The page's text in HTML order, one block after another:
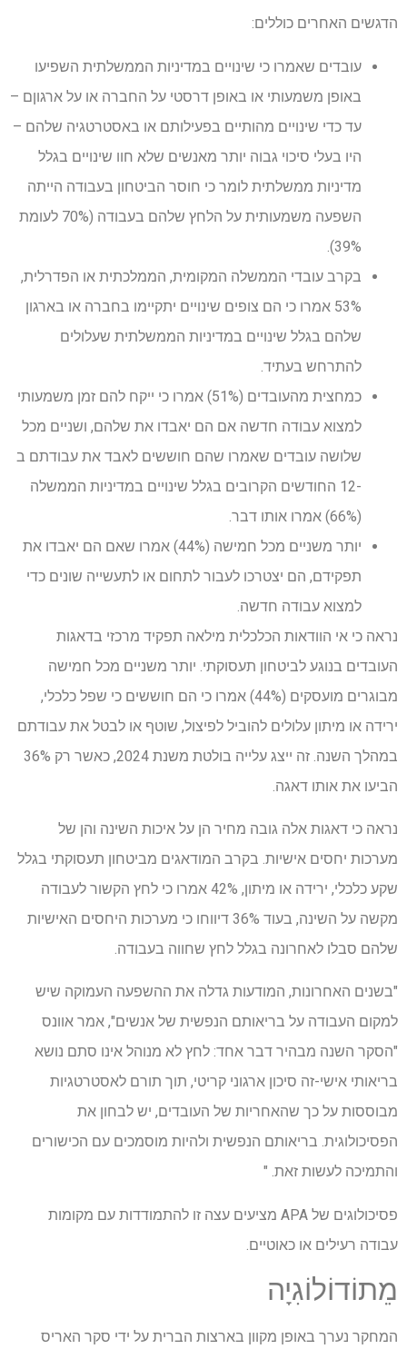
הדגשים האחרים כוללים:
עובדים שאמרו כי שינויים במדיניות הממשלתית השפיעו
באופן משמעותי או באופן דרסטי על החברה או על ארגוןם –
עד כדי שינויים מהותיים בפעילותם או באסטרטגיה שלהם –
היו בעלי סיכוי גבוה יותר מאנשים שלא חוו שינויים בגלל
מדיניות ממשלתית לומר כי חוסר הביטחון בעבודה הייתה
השפעה משמעותית על הלחץ שלהם בעבודה (70% לעומת
39%).
בקרב עובדי הממשלה המקומית, הממלכתית או הפדרלית,
53% אמרו כי הם צופים שינויים יתקיימו בחברה או בארגון
שלהם בגלל שינויים במדיניות הממשלתית שעלולים
להתרחש בעתיד.
כמחצית מהעובדים (51%) אמרו כי ייקח להם זמן משמעותי
למצוא עבודה חדשה אם הם יאבדו את שלהם, ושניים מכל
שלושה עובדים שאמרו שהם חוששים לאבד את עבודתם ב
-12 החודשים הקרובים בגלל שינויים במדיניות הממשלה
(66%) אמרו אותו דבר.
יותר משניים מכל חמישה (44%) אמרו שאם הם יאבדו את
תפקידם, הם יצטרכו לעבור לתחום או לתעשייה שונים כדי
למצוא עבודה חדשה.
נראה כי אי הוודאות הכלכלית מילאה תפקיד מרכזי בדאגות
העובדים בנוגע לביטחון תעסוקתי. יותר משניים מכל חמישה
מבוגרים מועסקים (44%) אמרו כי הם חוששים כי שפל כלכלי,
ירידה או מיתון עלולים להוביל לפיצול, שוטף או לבטל את עבודתם
במהלך השנה. זה ייצג עלייה בולטת משנת 2024, כאשר רק 36%
הביעו את אותו דאגה.
נראה כי דאגות אלה גובה מחיר הן על איכות השינה והן של
מערכות יחסים אישיות. בקרב המודאגים מביטחון תעסוקתי בגלל
שקע כלכלי, ירידה או מיתון, 42% אמרו כי לחץ הקשור לעבודה
מקשה על השינה, בעוד 36% דיווחו כי מערכות היחסים האישיות
שלהם סבלו לאחרונה בגלל לחץ שחווה בעבודה.
"בשנים האחרונות, המודעות גדלה את ההשפעה העמוקה שיש
למקום העבודה על בריאותם הנפשית של אנשים", אמר אוונס
"הסקר השנה מבהיר דבר אחד: לחץ לא מנוהל אינו סתם נושא
בריאותי אישי-זה סיכון ארגוני קריטי, תוך תורם לאסטרטגיות
מבוססות על כך שהאחריות של העובדים, יש לבחון את
הפסיכולוגית. בריאותם הנפשית ולהיות מוסמכים עם הכישורים
והתמיכה לעשות זאת. "
פסיכולוגים של APA מציעים עצה זו להתמודדות עם מקומות
עבודה רעילים או כאוטיים.
מֵתוֹדוֹלוֹגִיָה
המחקר נערך באופן מקוון בארצות הברית על ידי סקר האריס